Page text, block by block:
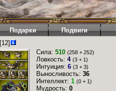
Подарки Подвиги
[12]
Сила: 510 (258 + 252)
Ловкость: 4 (3 + 1)
Интуиция: 6 (3 + 3)
Выносливость: 36
Интеллект: 1 (0 + 1)
Мудрость: 0